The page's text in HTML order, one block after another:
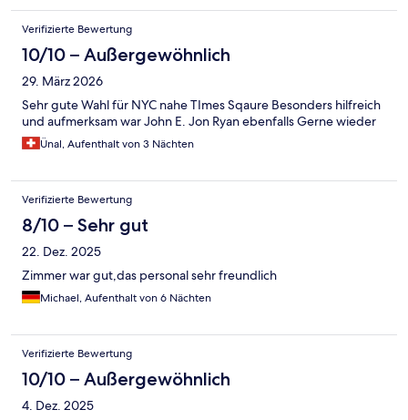
Verifizierte Bewertung
10/10 – Außergewöhnlich
29. März 2026
Sehr gute Wahl für NYC nahe TImes Sqaure Besonders hilfreich
und aufmerksam war John E. Jon Ryan ebenfalls Gerne wieder
Ünal, Aufenthalt von 3 Nächten
Verifizierte Bewertung
8/10 – Sehr gut
22. Dez. 2025
Zimmer war gut,das personal sehr freundlich
Michael, Aufenthalt von 6 Nächten
Verifizierte Bewertung
10/10 – Außergewöhnlich
4. Dez. 2025